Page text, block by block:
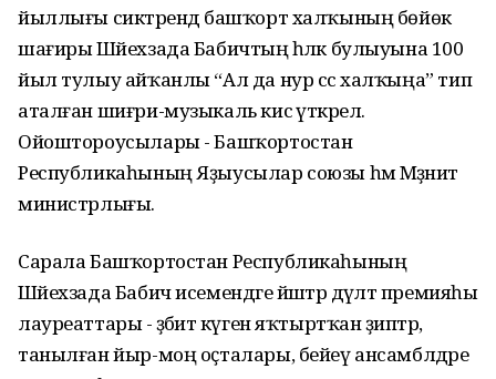
йыллығы сиктәрендә башҡорт халҡының бөйөк
шағиры Шәйехзада Бабичтың һәләк булыуына 100
йыл тулыу айҡанлы “Ал да нур сәс халҡыңа” тип
аталған шиғри-музыкаль кисә үткәрелә.
Ойоштороусылары - Башҡортостан
Республикаһының Яҙыусылар союзы һәм Мәҙәниәт
министрлығы.
Сарала Башҡортостан Республикаһының
Шәйехзада Бабич исемендәге йәштәр дәүләт премияһы
лауреаттары - әҙәбиәт күген яҡтыртҡан әҙиптәр,
танылған йыр-моң оҫталары, бейеү ансамблдәре